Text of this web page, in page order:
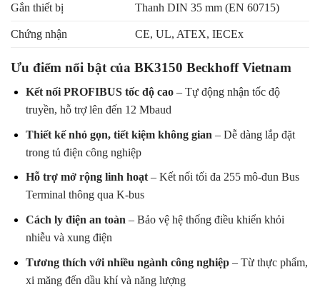
Gắn thiết bị Thanh DIN 35 mm (EN 60715)
Chứng nhận CE, UL, ATEX, IECEx
Ưu điểm nổi bật của BK3150 Beckhoff Vietnam
Kết nối PROFIBUS tốc độ cao– Tự động nhận tốc độ
truyền, hỗ trợ lên đến 12 Mbaud
Thiết kế nhỏ gọn, tiết kiệm không gian – Dễ dàng lắp đặt
trong tủ điện công nghiệp
Hỗ trợ mở rộng linh hoạt– Kết nối tối đa 255 mô-đun Bus
Terminal thông qua K-bus
Cách ly điện an toàn – Bảo vệ hệ thống điều khiển khỏi
nhiễu và xung điện
Tương thích với nhiều ngành công nghiệp– Từ thực phẩm,
xi măng đến dầu khí và năng lượng